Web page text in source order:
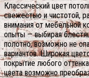
Классический цвет
свежестью и чистотой,
внимания от мебельной
опыты — выбирая
полотно, возможно не
вариантов. Широкая
покрытие любого
цвета возможно